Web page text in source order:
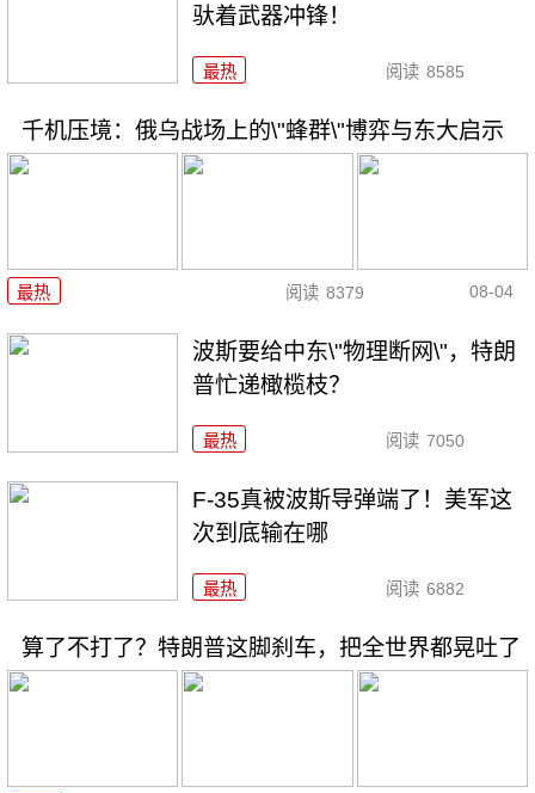
驮着武器冲锋！
最热 阅读 8585
千机压境：俄乌战场上的\"蜂群\"博弈与东大启示
最热 阅读 8379 08-04
波斯要给中东\"物理断网\"，特朗
普忙递橄榄枝？
最热 阅读 7050
F-35真被波斯导弹端了！美军这
次到底输在哪
最热 阅读 6882
算了不打了？特朗普这脚刹车，把全世界都晃吐了